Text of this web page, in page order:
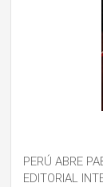
PERÚ ABRE
EDITORIAL